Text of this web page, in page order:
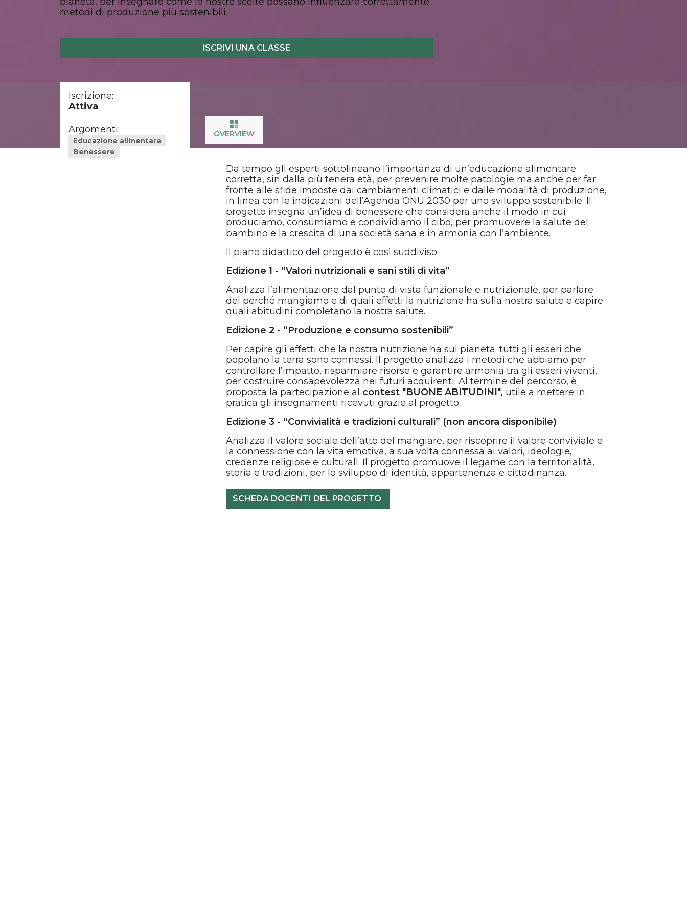
metodi di produzione più sostenibili.
ISCRIVI UNA CLASSE
Iscrizione:
Attiva
Argomenti:
Educazione alimentare
Benessere
OVERVIEW
Da tempo gli esperti sottolineano l’importanza di un’educazione alimentare
corretta, sin dalla più tenera età, per prevenire molte patologie ma anche per far
fronte alle sfide imposte dai cambiamenti climatici e dalle modalità di produzione,
in linea con le indicazioni dell’Agenda ONU 2030 per uno sviluppo sostenibile. Il
progetto insegna un’idea di benessere che considera anche il modo in cui
produciamo, consumiamo e condividiamo il cibo, per promuovere la salute del
bambino e la crescita di una società sana e in armonia con l’ambiente.
Il piano didattico del progetto è così suddiviso:
Edizione 1 - “Valori nutrizionali e sani stili di vita”
Analizza l’alimentazione dal punto di vista funzionale e nutrizionale, per parlare
del perché mangiamo e di quali effetti la nutrizione ha sulla nostra salute e capire
quali abitudini completano la nostra salute.
Edizione 2 - “Produzione e consumo sostenibili”
Per capire gli effetti che la nostra nutrizione ha sul pianeta: tutti gli esseri che
popolano la terra sono connessi. Il progetto analizza i metodi che abbiamo per
controllare l’impatto, risparmiare risorse e garantire armonia tra gli esseri viventi,
per costruire consapevolezza nei futuri acquirenti. Al termine del percorso, è
proposta la partecipazione al contest "BUONE ABITUDINI", utile a mettere in
pratica gli insegnamenti ricevuti grazie al progetto.
Edizione 3 - “Convivialità e tradizioni culturali” (non ancora disponibile)
Analizza il valore sociale dell’atto del mangiare, per riscoprire il valore conviviale e
la connessione con la vita emotiva, a sua volta connessa ai valori, ideologie,
credenze religiose e culturali. Il progetto promuove il legame con la territorialità,
storia e tradizioni, per lo sviluppo di identità, appartenenza e cittadinanza.
SCHEDA DOCENTI DEL PROGETTO